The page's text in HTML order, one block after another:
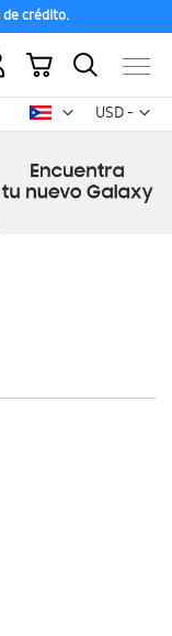
crédito.
USD -
dólar
Mi carrito